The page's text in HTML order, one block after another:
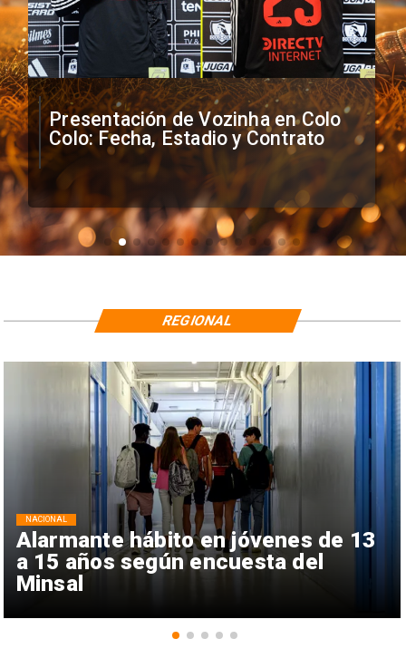
Presentación de Vozinha en Colo
Colo: Fecha, Estadio y Contrato
Alarmante hábito en jóvenes de 13
a 15 años según encuesta del
Minsal
NACIONAL
REGIONAL